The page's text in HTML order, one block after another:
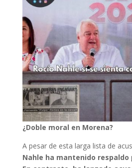
¿Doble moral en Morena?
A pesar de esta larga lista de
Nahle ha mantenido respaldo